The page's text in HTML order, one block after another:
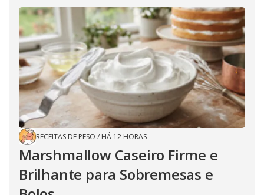
RECEITAS DE PESO / HÁ 12 HORAS
Marshmallow Caseiro Firme e
Brilhante para Sobremesas e